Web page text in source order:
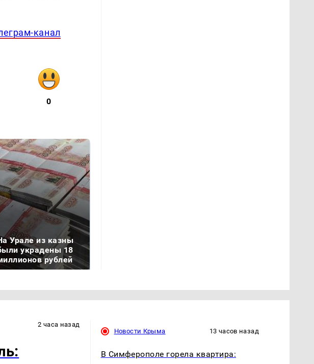
канал
0
Урале из казны
украдены 18
рублей
2 часа назад
Новости Крыма 13 часов назад
В Симферополе горела квартира: